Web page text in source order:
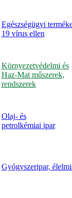
Egészségügyi
19 vírus ellen
Környezetvédelmi és
Haz-Mat műszerek,
rendszerek
Olaj- és
petrolkémiai ipar
Gyógyszeripar,